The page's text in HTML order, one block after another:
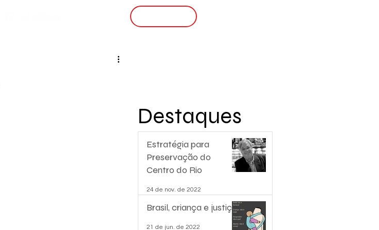
Estratégia para
Preservação do
Centro do Rio
24 de nov. de 2022
Brasil, criança e justiça.
21 de jun. de 2022
Destaques